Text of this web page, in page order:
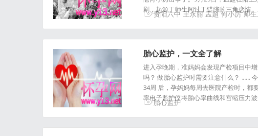
剧，起源于师生间过于错综的三角恋情
贵阳六中 王永丽 孟超 何小厉 师
胎心监护，一文全了解
进入孕晚期，准妈妈会发现产检项目中
吗？ 做胎心监护时需要注意什么？ ......
34周 后，孕妈妈每周去医院产检时，都
率电子监护仪将胎心率曲线和宫缩压力
胎心监护